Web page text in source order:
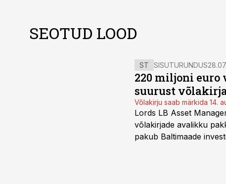
SEOTUD LOOD
ST SISUTURUNDUS
220 miljoni euro
suurust
Võlakirju saab märkida 14.
Lords LB Asset
võlakirjade avalikku
pakub Baltimaade